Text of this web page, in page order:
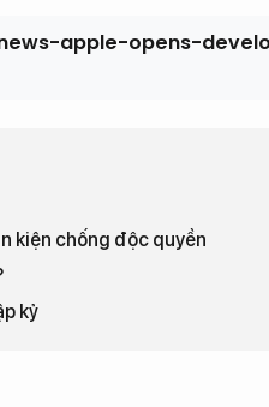
apple-opens-
kiện chống độc quyền
kỷ